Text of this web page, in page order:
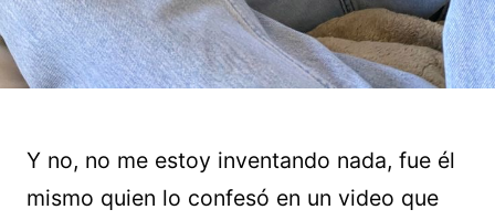
Y no, no me estoy inventando nada, fue él
mismo quien lo confesó en un video que